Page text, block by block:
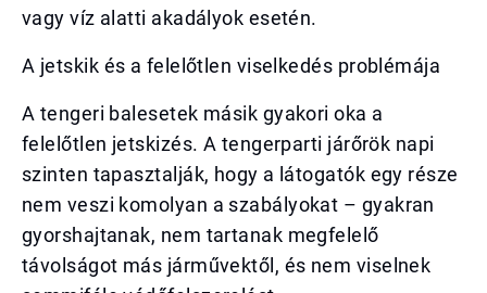
vagy víz alatti akadályok esetén.
A jetskik és a felelőtlen viselkedés problémája
A tengeri balesetek másik gyakori oka a
felelőtlen jetskizés. A tengerparti járőrök napi
szinten tapasztalják, hogy a látogatók egy része
nem veszi komolyan a szabályokat – gyakran
gyorshajtanak, nem tartanak megfelelő
távolságot más járművektől, és nem viselnek